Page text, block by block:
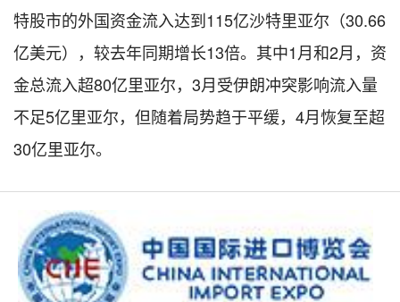
特股市的外国资金流入达到115亿沙特里亚尔（30.66
亿美元），较去年同期增长13倍。其中1月和2月，资
金总流入超80亿里亚尔，3月受伊朗冲突影响流入量
不足5亿里亚尔，但随着局势趋于平缓，4月恢复至超
30亿里亚尔。